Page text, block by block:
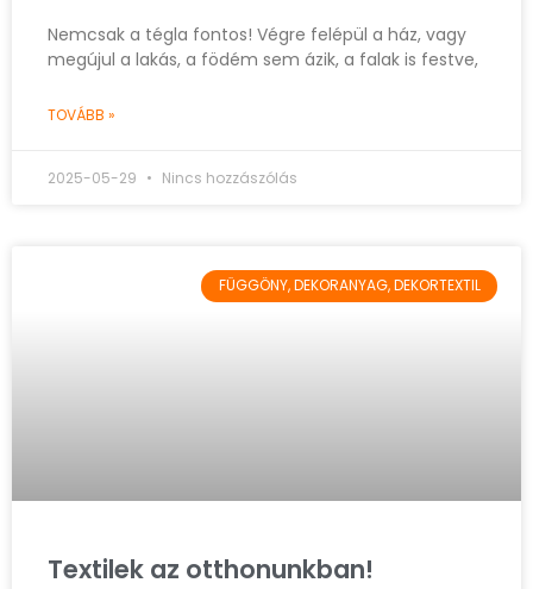
Nemcsak a tégla fontos! Végre felépül a ház, vagy
megújul a lakás, a födém sem ázik, a falak is festve,
TOVÁBB »
2025-05-29 Nincs hozzászólás
FÜGGÖNY, DEKORANYAG, DEKORTEXTIL
Textilek az otthonunkban!